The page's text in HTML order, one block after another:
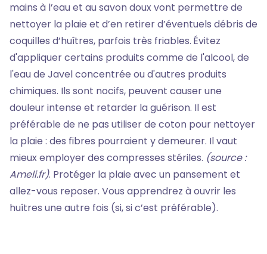
mains à l’eau et au savon doux vont permettre de
nettoyer la plaie et d’en retirer d’éventuels débris de
coquilles d’huîtres, parfois très friables. Évitez
d'appliquer certains produits comme de l'alcool, de
l'eau de Javel concentrée ou d'autres produits
chimiques. Ils sont nocifs, peuvent causer une
douleur intense et retarder la guérison. Il est
préférable de ne pas utiliser de coton pour nettoyer
la plaie : des fibres pourraient y demeurer. Il vaut
mieux employer des compresses stériles. (source :
Ameli.fr). Protéger la plaie avec un pansement et
allez-vous reposer. Vous apprendrez à ouvrir les
huîtres une autre fois (si, si c’est préférable).